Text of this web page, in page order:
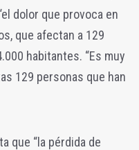
dolor que provoca en
que afectan a 129
habitantes. “Es muy
129 personas que han
que “la pérdida de